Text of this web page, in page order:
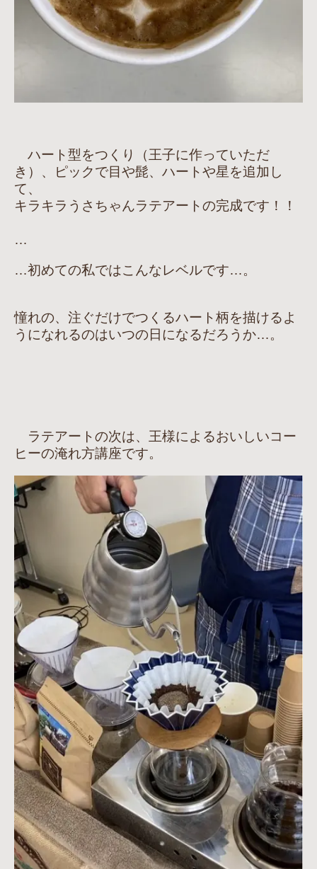
ハート型をつくり（王子に作っていただ
き）、ピックで目や髭、ハートや星を追加し
て、
キラキラうさちゃんラテアートの完成です！！
…
…初めての私ではこんなレベルです…。
憧れの、注ぐだけでつくるハート柄を描けるよ
うになれるのはいつの日になるだろうか…。
ラテアートの次は、王様によるおいしいコー
ヒーの淹れ方講座です。